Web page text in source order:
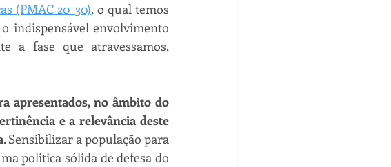
(PMAC 20_30), o qual temos
indispensável envolvimento
a fase que atravessamos,
apresentados, no âmbito do
e a relevância deste
. Sensibilizar a população para
politica sólida de defesa do